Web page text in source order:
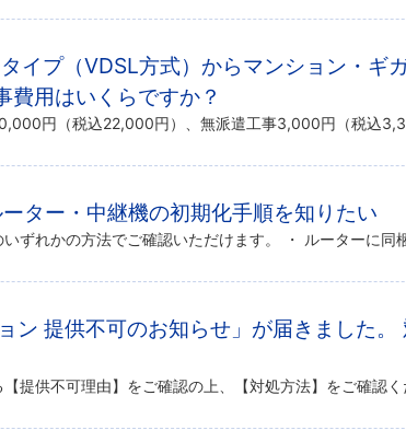
イプ（VDSL方式）からマンション・ギ
費用はいくらですか？
ター・中継機の初期化手順を知りたい
ン 提供不可のお知らせ」が届きました。